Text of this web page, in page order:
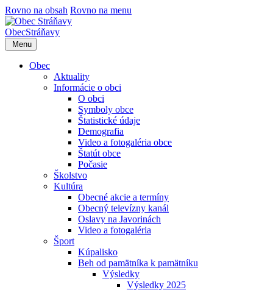
Rovno na obsah Rovno na menu
ObecStráňavy
Menu
Obec
Aktuality
Informácie o obci
O obci
Symboly obce
Štatistické údaje
Demografia
Video a fotogaléria obce
Štatút obce
Počasie
Školstvo
Kultúra
Obecné akcie a termíny
Obecný televízny kanál
Oslavy na Javorinách
Video a fotogaléria
Šport
Kúpalisko
Beh od pamätníka k pamätníku
Výsledky
Výsledky 2025